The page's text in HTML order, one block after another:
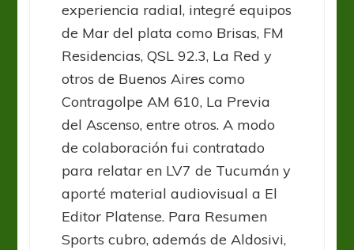
experiencia radial, integré equipos
de Mar del plata como Brisas, FM
Residencias, QSL 92.3, La Red y
otros de Buenos Aires como
Contragolpe AM 610, La Previa
del Ascenso, entre otros. A modo
de colaboración fui contratado
para relatar en LV7 de Tucumán y
aporté material audiovisual a El
Editor Platense. Para Resumen
Sports cubro, además de Aldosivi,